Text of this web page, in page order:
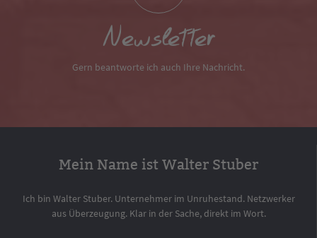
Newsletter
Gern beantworte ich auch Ihre Nachricht.
Mein Name ist Walter Stuber
Ich bin Walter Stuber. Unternehmer im Unruhestand. Netzwerker
aus Überzeugung. Klar in der Sache, direkt im Wort.